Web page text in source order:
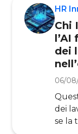
del
HR
Chi
dei
06/
dei
se la